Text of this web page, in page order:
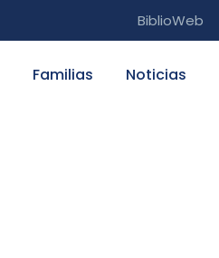
BiblioWeb
Familias Noticias